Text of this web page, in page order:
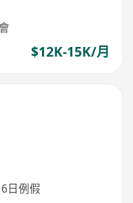
$12K-15K/月
日例假